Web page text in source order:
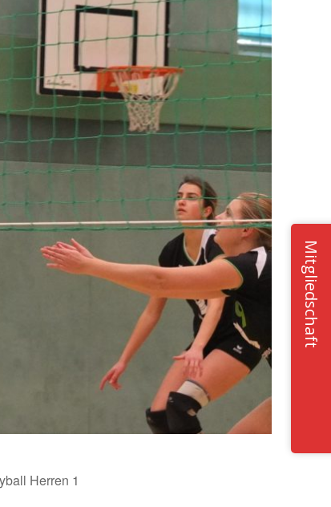
Mitgliedschaft